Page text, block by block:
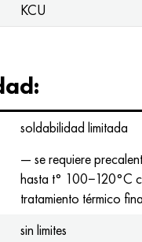
KCU
soldabilidad limitada
— se requiere
hasta t° 100−120°С
tratamiento térmico
sin limites